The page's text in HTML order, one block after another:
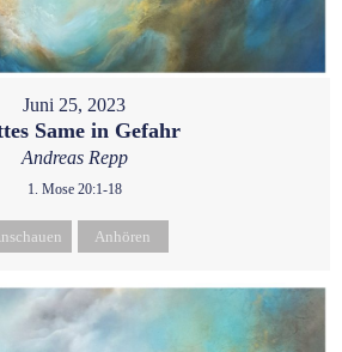
Juni 25, 2023
Same in Gefahr
Andreas Repp
1. Mose 20:1-18
Anhören